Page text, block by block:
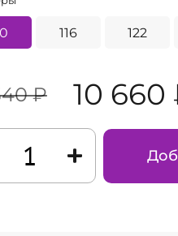
116 122
₽ 10 660